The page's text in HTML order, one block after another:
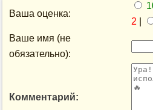
Ваша оценка:
2
Ваше имя (не
обязательно):
Комментарий: